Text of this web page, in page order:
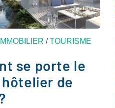
IMMOBILIER /TOURISME
se porte le
de